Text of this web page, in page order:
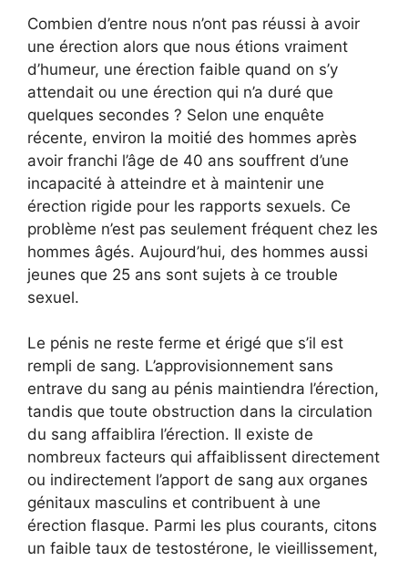
Combien d’entre nous n’ont pas réussi à avoir
une érection alors que nous étions vraiment
d’humeur, une érection faible quand on s’y
attendait ou une érection qui n’a duré que
quelques secondes ? Selon une enquête
récente, environ la moitié des hommes après
avoir franchi l’âge de 40 ans souffrent d’une
incapacité à atteindre et à maintenir une
érection rigide pour les rapports sexuels. Ce
problème n’est pas seulement fréquent chez les
hommes âgés. Aujourd’hui, des hommes aussi
jeunes que 25 ans sont sujets à ce trouble
sexuel.
Le pénis ne reste ferme et érigé que s’il est
rempli de sang. L’approvisionnement sans
entrave du sang au pénis maintiendra l’érection,
tandis que toute obstruction dans la circulation
du sang affaiblira l’érection. Il existe de
nombreux facteurs qui affaiblissent directement
ou indirectement l’apport de sang aux organes
génitaux masculins et contribuent à une
érection flasque. Parmi les plus courants, citons
un faible taux de testostérone, le vieillissement,